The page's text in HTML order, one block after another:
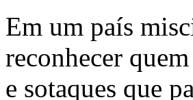
Em um país
reconhecer
e sotaques que